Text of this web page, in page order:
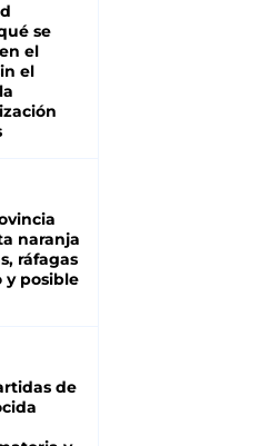
se
el
el
naranja
ráfagas
y posible
de